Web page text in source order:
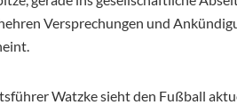
Versprechungen und
Watzke sieht den Fußball